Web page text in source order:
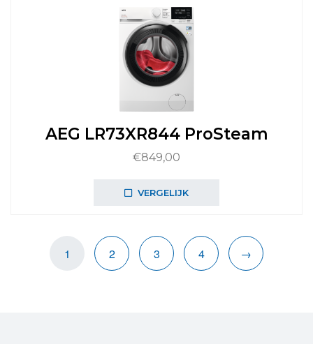
AEG LR73XR844 ProSteam
€849,00
VERGELIJK
1 2 3 4 →